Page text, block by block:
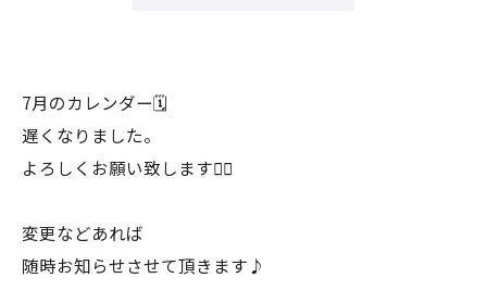
7月のカレンダー🗓️
遅くなりました。
よろしくお願い致します🙇‍♂️
変更などあれば
随時お知らせさせて頂きます♪